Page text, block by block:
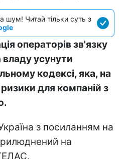
шум! Читай тільки суть з
операторів зв'язку
владу усунути
кодексі, яка, на
для компаній з
з посиланням на
на